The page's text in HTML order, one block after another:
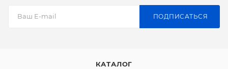
ПОДПИСАТЬСЯ
КАТАЛОГ